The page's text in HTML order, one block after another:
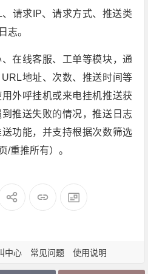
请求IP、请求方式、推送类
志。
在线客服、工单等模块，通
地址、次数、推送时间等
外呼挂机或来电挂机推送获
推送失败的情况，推送日志
功能，并支持根据次数筛选
/重推所有）。
中心 常见问题 使用说明